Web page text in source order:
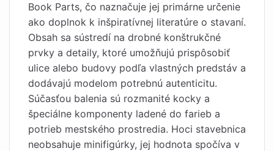
Book Parts, čo naznačuje jej primárne určenie
ako doplnok k inšpiratívnej literatúre o stavaní.
Obsah sa sústredí na drobné konštrukčné
prvky a detaily, ktoré umožňujú prispôsobiť
ulice alebo budovy podľa vlastných predstáv a
dodávajú modelom potrebnú autenticitu.
Súčasťou balenia sú rozmanité kocky a
špeciálne komponenty ladené do farieb a
potrieb mestského prostredia. Hoci stavebnica
neobsahuje minifigúrky, jej hodnota spočíva v